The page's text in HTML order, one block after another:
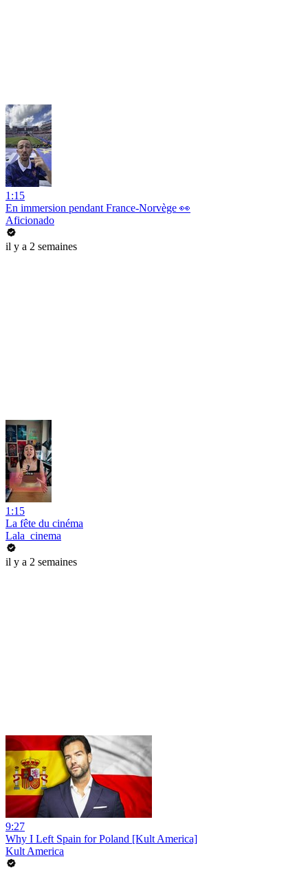
1:15
En immersion pendant France-Norvège 👀
Aficionado
il y a 2 semaines
1:15
La fête du cinéma
Lala_cinema
il y a 2 semaines
9:27
Why I Left Spain for Poland [Kult America]
Kult America